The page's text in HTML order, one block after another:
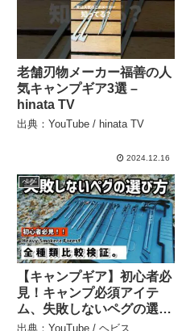
老舗刃物メーカー福善の人
気キャンプギア3選 –
hinata TV
出典：YouTube / hinata TV
2024.12.16
ペグ
【キャンプギア】初心者必
見！キャンプ必須アイテ
ム、失敗しないペグの選び
方！人気のアイテム、全種
出典：YouTube / ヘビス